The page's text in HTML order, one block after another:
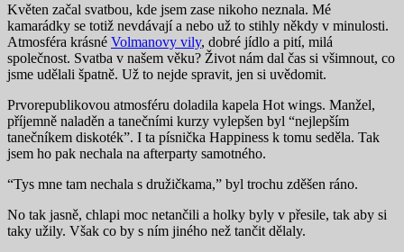
Květen začal svatbou, kde jsem zase nikoho neznala. Mé
kamarádky se totiž nevdávají a nebo už to stihly někdy v minulosti.
Atmosféra krásné Volmanovy vily, dobré jídlo a pití, milá
společnost. Svatba v našem věku? Život nám dal čas si všimnout, co
jsme udělali špatně. Už to nejde spravit, jen si uvědomit.
Prvorepublikovou atmosféru doladila kapela Hot wings. Manžel,
příjemně naladěn a tanečními kurzy vylepšen byl “nejlepším
tanečníkem diskoték”. I ta písnička Happiness k tomu seděla. Tak
jsem ho pak nechala na afterparty samotného.
“Tys mne tam nechala s družičkama,” byl trochu zděšen ráno.
No tak jasně, chlapi moc netančili a holky byly v přesile, tak aby si
taky užily. Však co by s ním jiného než tančit dělaly.